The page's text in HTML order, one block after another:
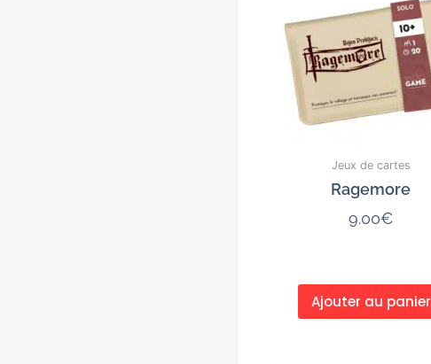
Jeux de cartes
Ragemore
9.00€
Ajouter au panier